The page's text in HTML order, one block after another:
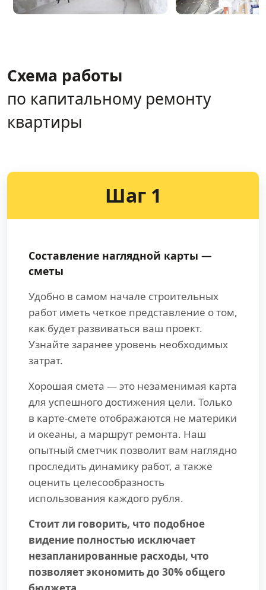
Схема работы
по капитальному ремонту
квартиры
Шаг 1
Составление наглядной карты —
сметы
Удобно в самом начале строительных
работ иметь четкое представление о том,
как будет развиваться ваш проект.
Узнайте заранее уровень необходимых
затрат.
Хорошая смета — это незаменимая карта
для успешного достижения цели. Только
в карте-смете отображаются не материки
и океаны, а маршрут ремонта. Наш
опытный сметчик позволит вам наглядно
проследить динамику работ, а также
оценить целесообразность
использования каждого рубля.
Стоит ли говорить, что подобное
видение полностью исключает
незапланированные расходы, что
позволяет экономить до 30% общего